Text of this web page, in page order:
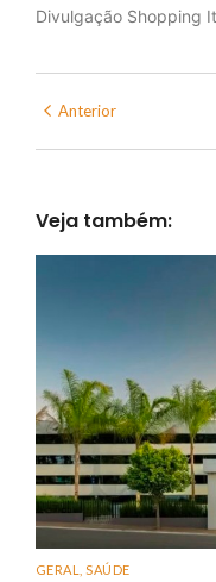
Divulgação Shopping
Anterior
Veja também:
GERAL SAÚDE